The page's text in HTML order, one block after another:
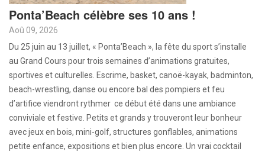
Ponta’Beach célèbre ses 10 ans !
Aoû 09, 2026
Du 25 juin au 13 juillet, « Ponta’Beach », la fête du sport s’installe
au Grand Cours pour trois semaines d’animations gratuites,
sportives et culturelles. Escrime, basket, canoë-kayak, badminton,
beach-wrestling, danse ou encore bal des pompiers et feu
d’artifice viendront rythmer ce début été dans une ambiance
conviviale et festive. Petits et grands y trouveront leur bonheur
avec jeux en bois, mini-golf, structures gonflables, animations
petite enfance, expositions et bien plus encore. Un vrai cocktail